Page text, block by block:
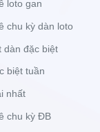
loto gan
chu kỳ dàn loto
dàn đặc biệt
biệt tuần
nhất
chu kỳ ĐB